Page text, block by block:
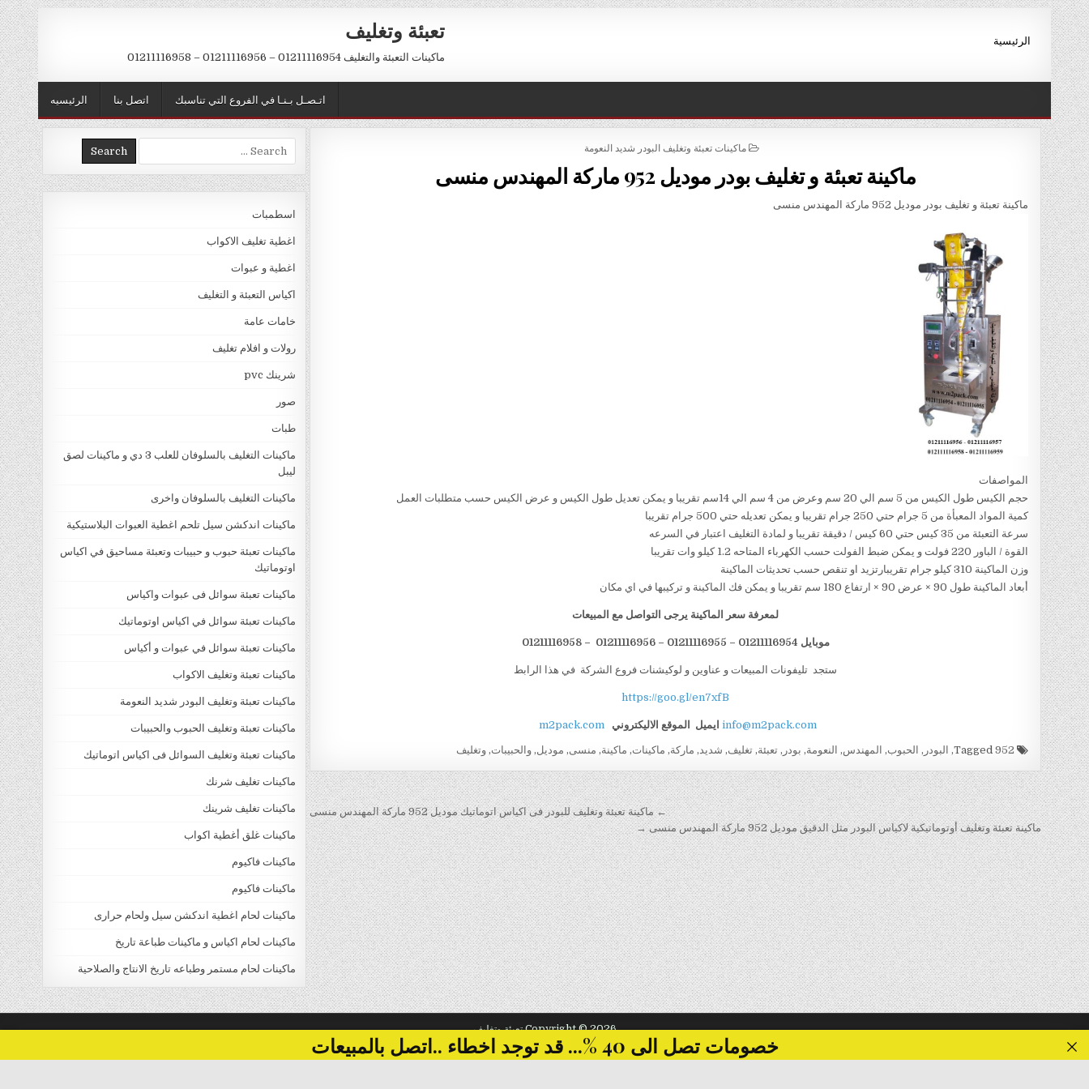
Skip
to
content
تعبئة وتغليف
ماكينات التعبئة والتغليف 01211116954 – 01211116956 – 01211116958
الرئيسية
الرئيسيه اتصل بنا اتـصـل بـنـا في الفروع التي تناسبك
POSTED
ماكينات تعبئة وتغليف البودر شديد النعومة
ماكينة تعبئة و تغليف بودر موديل 952 ماركة المهندس منسى
ماكينة تعبئة و تغليف بودر موديل 952 ماركة المهندس منسى
المواصفات
حجم الكيس طول الكيس من 5 سم الي 20 سم وعرض من 4 سم الي 14سم تقريبا و يمكن تعديل طول الكيس و عرض الكيس حسب متطلبات العمل
كمية المواد المعبأة من 5 جرام حتي 250 جرام تقريبا و يمكن تعديله حتي 500 جرام تقريبا
سرعة التعبئة من 35 كيس حتي 60 كيس / دقيقة تقريبا و لمادة التغليف اعتبار في السرعه
القوة / الباور 220 فولت و يمكن ضبط الفولت حسب الكهرباء المتاحه 1.2 كيلو وات تقريبا
وزن الماكينة 310 كيلو جرام تقريبارتزيد او تنقص حسب تحديثات الماكينة
أبعاد الماكينة طول 90 × عرض 90 × ارتفاع 180 سم تقريبا و يمكن فك الماكينة و تركيبها في اي مكان
لمعرفة سعر الماكينة يرجى التواصل مع المبيعات
موبايل 01211116954 – 01211116955 – 01211116956 – 01211116958
ستجد تليفونات المبيعات و عناوين و لوكيشنات فروع الشركة في هذا الرابط
https://goo.gl/en7xfB
info@m2pack.comايميل الموقع الاليكتروني m2pack.com
952
, البودر , الحبوب, المهندس, النعومة, بودر ,تعبئة,تغليف, شديد, ماركة, ماكينات, ماكينة, منسى, موديل,والحبيبات,وتغليف
تصفّح
المقالات
← ماكينة تعبئة وتغليف للبودر فى اكياس اتوماتيك موديل 952 ماركة المهندس منسى
ماكينة تعبئة وتغليف أوتوماتيكية لاكياس البودر مثل الدقيق موديل 952 ماركة المهندس منسى →
Search
for:
اسطمبات
اغطية تغليف الاكواب
اغطية و عبوات
اكياس التعبئة و التغليف
خامات عامة
رولات و افلام تغليف
شرينك pvc
صور
طبات
ماكينات التغليف بالسلوفان للعلب 3 دي و ماكينات لصق
ليبل
ماكينات التغليف بالسلوفان واخرى
ماكينات اندكشن سيل تلحم اغطية العبوات البلاستيكية
ماكينات تعبئة حبوب و حبيبات وتعبئة مساحيق في اكياس
اوتوماتيك
ماكينات تعبئة سوائل فى عبوات واكياس
ماكينات تعبئة سوائل في اكياس اوتوماتيك
ماكينات تعبئة سوائل في عبوات و أكياس
ماكينات تعبئة وتغليف الاكواب
ماكينات تعبئة وتغليف البودر شديد النعومة
ماكينات تعبئة وتغليف الحبوب والحبيبات
ماكينات تعبئة وتغليف السوائل فى اكياس اتوماتيك
ماكينات تغليف شرنك
ماكينات تغليف شرينك
ماكينات غلق أغطية اكواب
ماكينات فاكيوم
ماكينات فاكيوم
ماكينات لحام اغطية اندكشن سيل ولحام حرارى
ماكينات لحام اكياس و ماكينات طباعة تاريخ
ماكينات لحام مستمر وطباعه تاريخ الانتاج والصلاحية
Copyright © 2026 تعبئة وتغليف
Design by ThemesDNA.com
خصومات تصل الى 40 %... قد توجد اخطاء ..اتصل بالمبيعات